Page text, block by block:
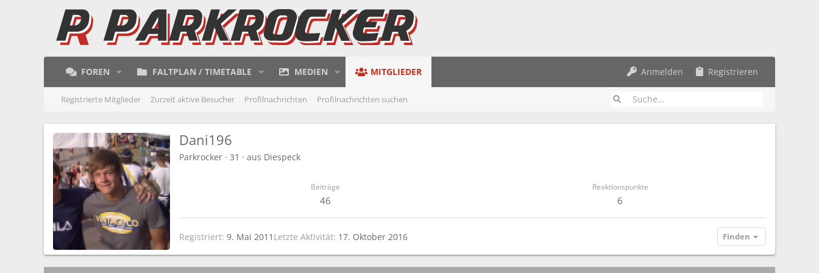
FOREN FALTPLAN / TIMETABLE MEDIEN MITGLIEDER Anmelden Registrieren
Registrierte Mitglieder Zurzeit aktive Besucher Profilnachrichten Profilnachrichten suchen
Dani196
Parkrocker · 31 · aus Diespeck
Beiträge
46
Reaktionspunkte
6
Registriert 9. Mai 2011 Letzte Aktivität 17. Oktober 2016 Finden